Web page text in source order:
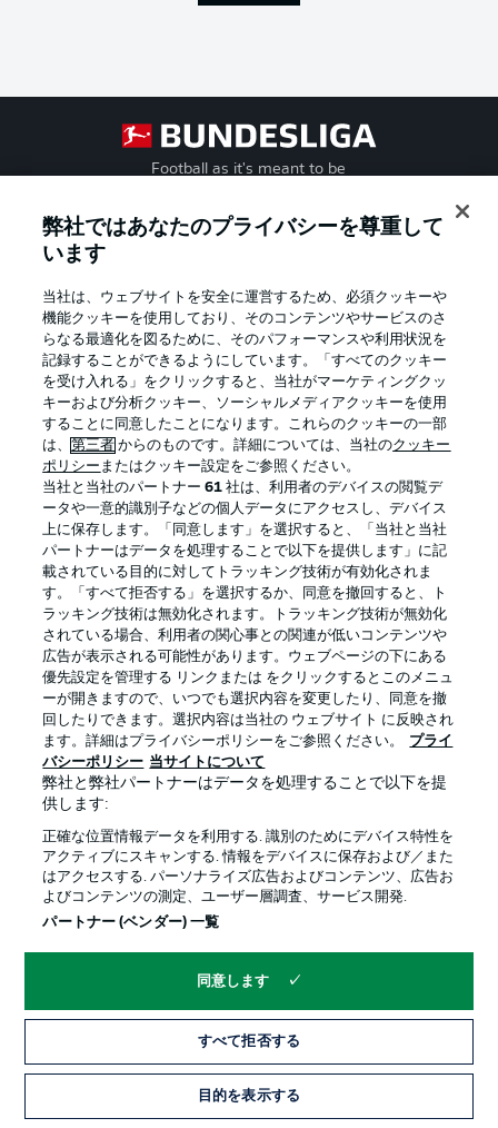
Football as it's meant to be
Official Partners
プライバシー・ポリシー 優先設定を管理する
利用条件 放送局
求人 選手
当サイトについて
© 2026 Bundesliga-Gruppe GmbH
言語をお選びください
Display Mode
弊社ではあなたのプライバシーを尊重して
います
当社は、ウェブサイトを安全に運営するため、必須クッキーや
機能クッキーを使用しており、そのコンテンツやサービスのさ
らなる最適化を図るために、そのパフォーマンスや利用状況を
記録することができるようにしています。「すべてのクッキー
を受け入れる」をクリックすると、当社がマーケティングクッ
キーおよび分析クッキー、ソーシャルメディアクッキーを使用
することに同意したことになります。これらのクッキーの一部
は、第三者 からのものです。詳細については、当社のクッキー
ポリシー またはクッキー設定をご参照ください。
当社と当社のパートナー61 社は、利用者のデバイスの閲覧デ
ータや一意的識別子などの個人データにアクセスし、デバイス
上に保存します。「同意します」を選択すると、「当社と当社
パートナーはデータを処理することで以下を提供します」に記
載されている目的に対してトラッキング技術が有効化されま
す。「すべて拒否する」を選択するか、同意を撤回すると、ト
ラッキング技術は無効化されます。トラッキング技術が無効化
されている場合、利用者の関心事との関連が低いコンテンツや
広告が表示される可能性があります。ウェブページの下にある
優先設定を管理する リンクまたは をクリックするとこのメニュ
ーが開きますので、いつでも選択内容を変更したり、同意を撤
回したりできます。選択内容は当社の ウェブサイト に反映され
ます。詳細はプライバシーポリシーをご参照ください。
プライ
バシーポリシー 当サイトについて
弊社と弊社パートナーはデータを処理することで以下を提
供します:
正確な位置情報データを利用する. 識別のためにデバイス特性を
アクティブにスキャンする. 情報をデバイスに保存および／また
はアクセスする. パーソナライズ広告およびコンテンツ、広告お
よびコンテンツの測定、ユーザー層調査、サービス開発.
パートナー (ベンダー) 一覧
同意します
すべて拒否する
目的を表示する